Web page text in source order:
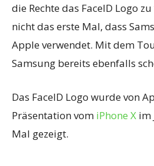
die Rechte das FaceID Logo
nicht das erste Mal, dass
Apple verwendet. Mit dem
Samsung bereits ebenfalls
Das FaceID Logo wurde von
Präsentation vom iPhone X im
Mal gezeigt.